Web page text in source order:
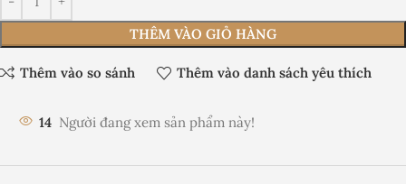
THÊM VÀO GIỎ HÀNG
Thêm vào so sánh Thêm vào danh sách yêu thích
14 Người đang xem sản phẩm này!